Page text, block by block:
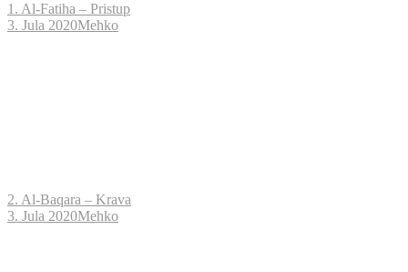
1. Al-Fatiha – Pristup
3. Jula 2020Mehko
2. Al-Baqara – Krava
3. Jula 2020Mehko